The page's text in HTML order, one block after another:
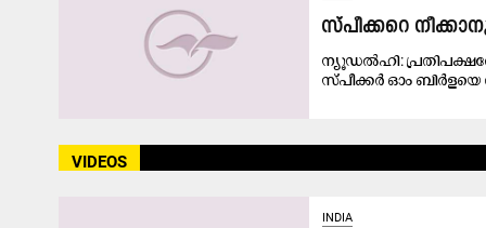
സ്പീക്കറെ
ന്യൂഡൽഹി:
സ്പീക്കർ ഓം
VIDEOS
INDIA